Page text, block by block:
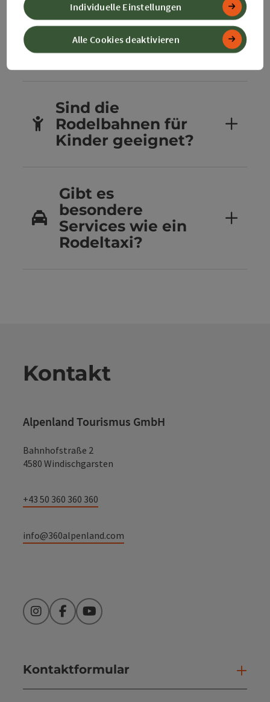
Gibt es die
Möglichkeit zum
Nachtrodeln?
Sind die
Rodelbahnen für
Kinder geeignet?
Gibt es
besondere
Services wie ein
Rodeltaxi?
Kontakt
Alpenland Tourismus GmbH
Bahnhofstraße 2
4580 Windischgarsten
+43 50 360 360 360
info@360alpenland.com
InstagramFacebookYouTube
Kontaktformular
Alle Cookies deaktivieren
Individuelle Einstellungen